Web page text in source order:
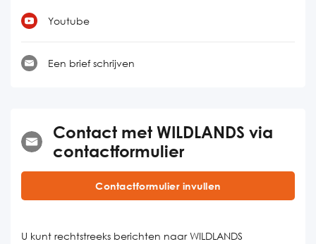
Youtube
Een brief schrijven
Contact met WILDLANDS via
contactformulier
Contactformulier invullen
U kunt rechtstreeks berichten naar WILDLANDS